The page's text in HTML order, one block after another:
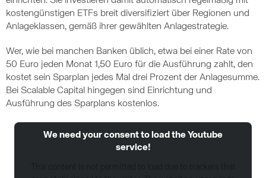
kostengünstigen ETFs breit diversifiziert über Regionen und
Anlageklassen, gemäß ihrer gewählten Anlagestrategie.
Wer, wie bei manchen Banken üblich, etwa bei einer Rate von
50 Euro jeden Monat 1,50 Euro für die Ausführung zahlt, den
kostet sein Sparplan jedes Mal drei Prozent der Anlagesumme.
Bei Scalable Capital hingegen sind Einrichtung und
Ausführung des Sparplans kostenlos.
We need your consent to load the Youtube
service!